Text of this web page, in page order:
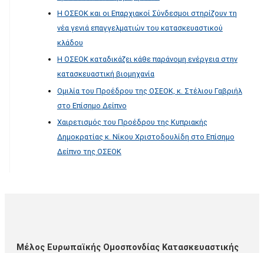
Η ΟΣΕΟΚ και οι Επαρχιακοί Σύνδεσμοι στηρίζουν τη
νέα γενιά επαγγελματιών του κατασκευαστικού
κλάδου
Η ΟΣΕΟΚ καταδικάζει κάθε παράνομη ενέργεια στην
κατασκευαστική βιομηχανία
Ομιλία του Προέδρου της ΟΣΕΟΚ, κ. Στέλιου Γαβριήλ
στο Επίσημο Δείπνο
Χαιρετισμός του Προέδρου της Κυπριακής
Δημοκρατίας κ. Νίκου Χριστοδουλίδη στο Επίσημο
Δείπνο της ΟΣΕΟΚ
Μέλος Ευρωπαϊκής Ομοσπονδίας Κατασκευαστικής